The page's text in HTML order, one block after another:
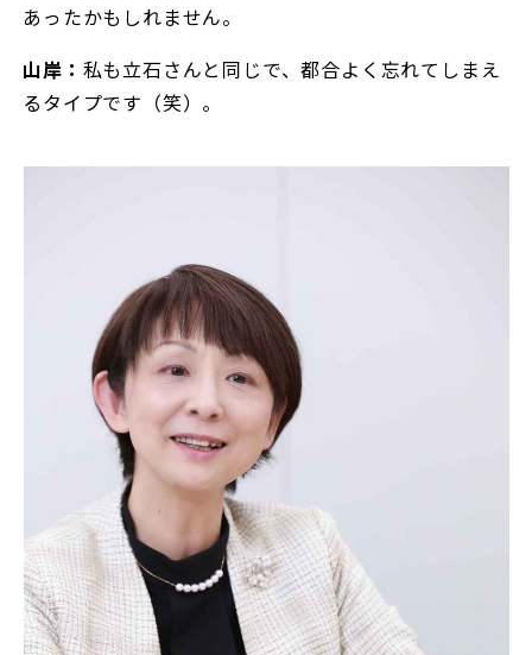
あったかもしれません。
山岸： 私も立石さんと同じで、都合よく忘れてしまえ
るタイプです（笑）。